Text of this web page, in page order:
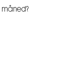
måned?